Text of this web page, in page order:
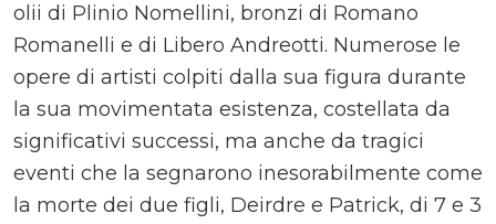
olii di Plinio Nomellini, bronzi di Romano
Romanelli e di Libero Andreotti. Numerose le
opere di artisti colpiti dalla sua figura durante
la sua movimentata esistenza, costellata da
significativi successi, ma anche da tragici
eventi che la segnarono inesorabilmente come
la morte dei due figli, Deirdre e Patrick, di 7 e 3